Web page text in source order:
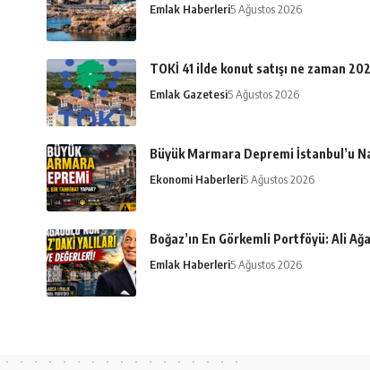
Emlak Haberleri5 Ağustos 2026
TOKİ 41 ilde konut satışı ne zaman
Emlak Gazetesi5 Ağustos 2026
Büyük Marmara Depremi İstanbul’u
Ekonomi Haberleri5 Ağustos 2026
Boğaz’ın En Görkemli Portföyü: Ali
Emlak Haberleri5 Ağustos 2026